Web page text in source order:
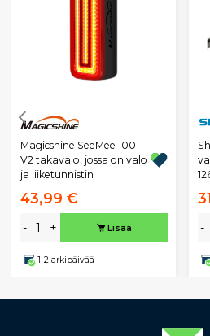
Magicshine SeeMee 100
V2 takavalo, jossa on valo
ja liiketunnistin
43,99 €
- + Lisää
1-2 arkipäivää
-